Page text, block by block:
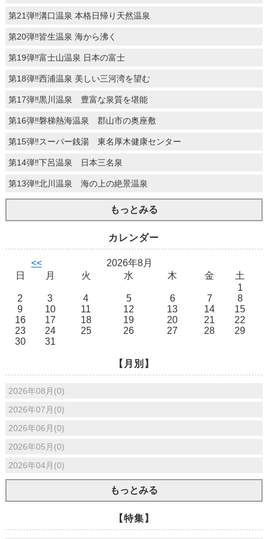
第21弾‼溝口温泉 本格日帰り天然温泉
第20弾‼皆生温泉 海から沸く
第19弾‼富士山温泉 日本の富士
第18弾‼西浦温泉 美しい三河湾を望む
第17弾‼黒川温泉 豊富な泉質を堪能
第16弾‼磐梯熱海温泉 郡山市の奥座敷
第15弾‼スーパー銭湯 東名厚木健康センター
第14弾‼下呂温泉 日本三名泉
第13弾‼北川温泉 海の上の絶景温泉
もっとみる
カレンダー
<<
2026年8月
日
月 火 水 木 金
土
1
2
3 4 5 6 7
8
9
10 11 12 13 14
15
16
17 18 19 20 21
22
23
24 25 26 27 28
29
30
31
【月別】
2026年08月(0)
2026年07月(0)
2026年06月(0)
2026年05月(0)
2026年04月(0)
もっとみる
【特集】